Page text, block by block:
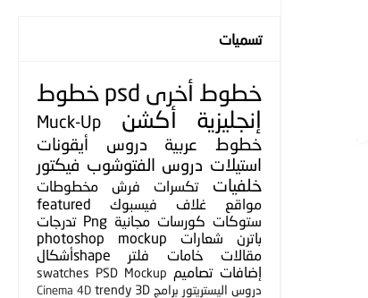
تسميات
خطوط أخرى psd خطوط
إنجليزية
أكشن
Muck-Up
خطوط عربية
دروس
أيقونات
استيلات دروس الفتوشوب فيكتور
خلفيات
تكسرات فرش
مخطوطات
مواقع
غلاف فيسبوك
featured
ستوكات كورسات مجانية Png تدرجات
باترن
شعارات
photoshop mockup
مقالات
خامات فلتر
shapeأشكال
إضافات تصاميم PSD Mockup
swatches
دروس اليستريتور برامج 3D
trendy
Cinema 4D